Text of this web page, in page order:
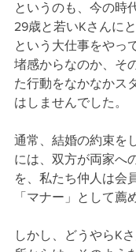
というのも、今の時
29歳と若いKさんに
という大仕事をやっ
堵感からなのか、そ
た行動をなかなかス
はしませんでした。
通常、結婚の約束を
には、双方が両家へ
を、私たち仲人は会
「マナー」として薦
しかし、どうやらK